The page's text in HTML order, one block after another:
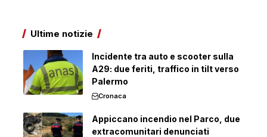
Ultime notizie
Incidente tra auto e scooter sulla
A29: due feriti, traffico in tilt verso
Palermo
Cronaca
Appiccano incendio nel Parco, due
extracomunitari denunciati